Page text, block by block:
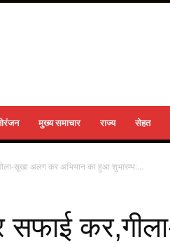
मुख्य समाचार राज्य सेहत
सूखा अलग कर अभियान का हुआ शुभारम्भ:...
सफाई